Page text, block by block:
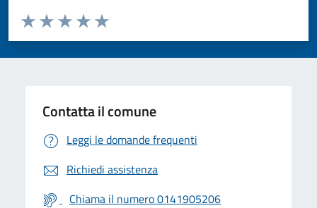
Valuta da 1 a 5 stelle la pagina
Valuta 5 stelle su 5
Valuta 4 stelle su 5
Valuta 3 stelle su 5
Valuta 2 stelle su 5
Valuta 1 stelle su 5
Contatta il comune
Leggi le domande frequenti
Richiedi assistenza
Chiama il numero 0141905206